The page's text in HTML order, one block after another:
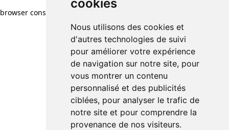
cookies
Nous utilisons des cookies et
d'autres technologies de suivi
pour améliorer votre expérience
de navigation sur notre site, pour
vous montrer un contenu
personnalisé et des publicités
ciblées, pour analyser le trafic de
notre site et pour comprendre la
provenance de nos visiteurs.
browser console for more information)